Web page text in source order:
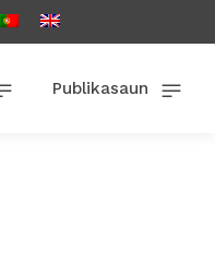
Publikasaun